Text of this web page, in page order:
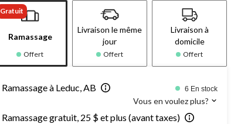
Gratuit
Ramassage
Offert
Livraison le même
jour
Offert
Livraison à
domicile
Offert
Ramassage à Leduc, AB 6 En stock
Vous en voulez plus?
Ramassage gratuit, 25 $ et plus (avant taxes)